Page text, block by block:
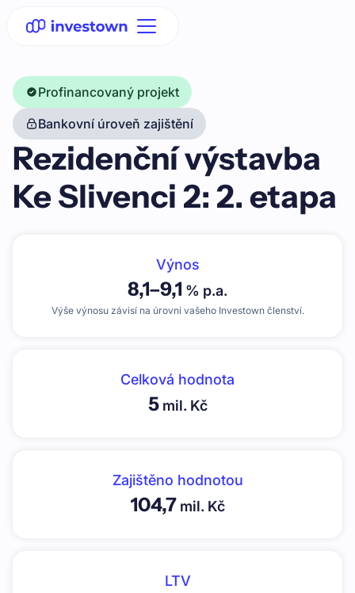
Profinancovaný projekt
Bankovní úroveň zajištění
Rezidenční výstavba
Ke Slivenci 2: 2. etapa
Výnos
8,1–9,1 % p.a.
Výše výnosu závisí na úrovni vašeho Investown členství.
Celková hodnota
5mil. Kč
Zajištěno hodnotou
104,7 mil. Kč
LTV